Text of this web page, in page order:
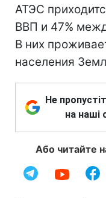
АТЭС
ВВП и 47%
В них
населения
Не
на наші
Або читайте